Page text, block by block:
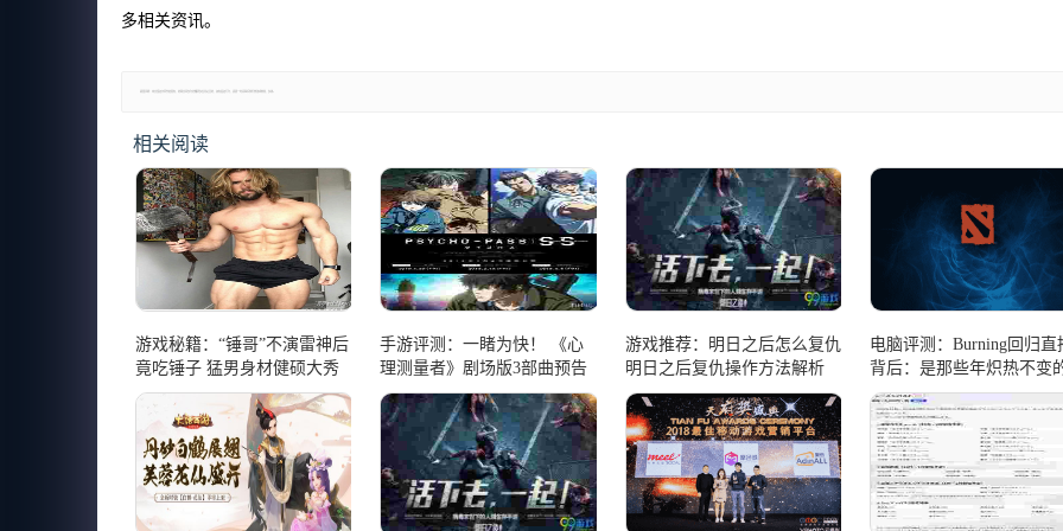
多相关资讯。
相关阅读
游戏秘籍：“锤哥”不演雷神后
竟吃锤子 猛男身材健硕大秀
腹肌
手游评测：一睹为快！ 《心
理测量者》剧场版3部曲预告
片公开
游戏推荐：明日之后怎么复仇
明日之后复仇操作方法解析
电脑评测：Burning回归直
背后：是那些年炽热不变
DOTA情